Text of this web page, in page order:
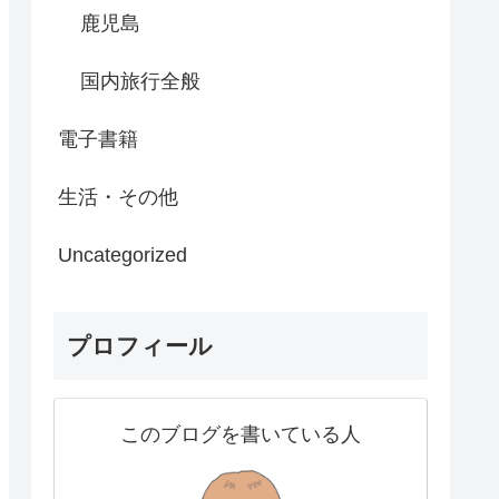
鹿児島
国内旅行全般
電子書籍
生活・その他
Uncategorized
プロフィール
このブログを書いている人